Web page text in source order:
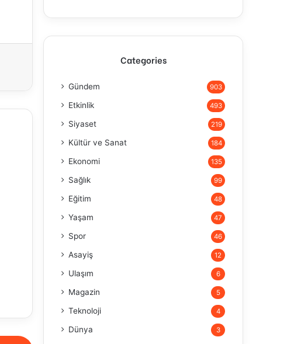
Categories
Gündem 903
Etkinlik 493
Siyaset 219
Kültür ve Sanat 184
Ekonomi 135
Sağlık 99
Eğitim 48
Yaşam 47
Spor 46
Asayiş 12
Ulaşım 6
Magazin 5
Teknoloji 4
Dünya 3